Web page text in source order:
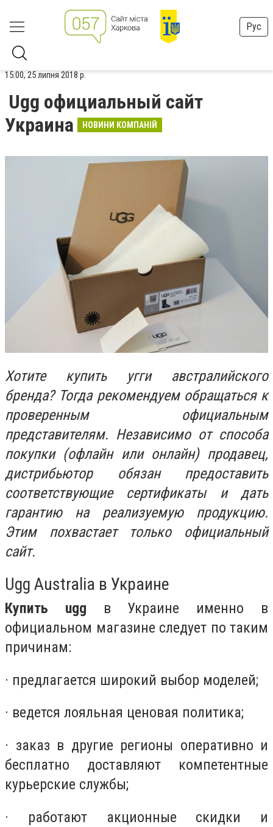
Рус
15:00, 25 липня 2018 р.
Ugg официальный сайт
Украина
НОВИНИ КОМПАНІЙ
Хотите купить угги австралийского
бренда? Тогда рекомендуем обращаться к
проверенным официальным
представителям. Независимо от способа
покупки (офлайн или онлайн) продавец,
дистрибьютор обязан предоставить
соответствующие сертификаты и дать
гарантию на реализуемую продукцию.
Этим похвастает только официальный
сайт.
Ugg Australia в Украине
Купить ugg в Украине именно в
официальном магазине следует по таким
причинам:
· предлагается широкий выбор моделей;
· ведется лояльная ценовая политика;
· заказ в другие регионы оперативно и
бесплатно доставляют компетентные
курьерские службы;
· работают акционные скидки и